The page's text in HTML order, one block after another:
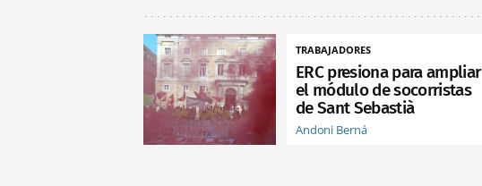
TRABAJADORES
ERC presiona para ampliar
el módulo de socorristas
de Sant Sebastià
Andoni Berná